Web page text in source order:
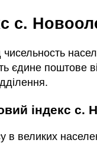
с.
чисельность
єдине поштове
індекс с.
в великих